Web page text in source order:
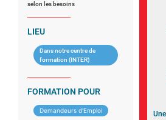
selon les besoins
LIEU
Dans notre centre de
formation (INTER)
FORMATION POUR
Demandeurs d'Emploi